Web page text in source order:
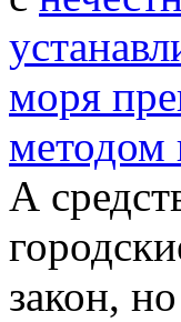
моря
методом
А
закон,